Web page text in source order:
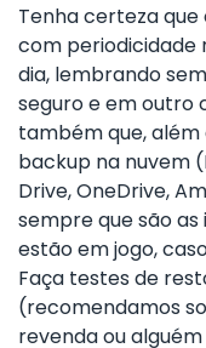
Tenha certeza
com periodicidade
dia, lembrando
seguro e em outro
também que, além
backup na nuvem
Drive, OneDrive,
sempre que são
estão em jogo,
Faça testes de
(recomendamos
revenda ou